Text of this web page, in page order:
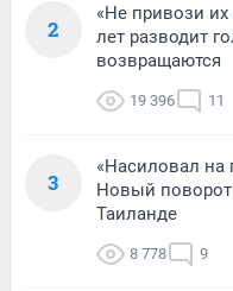
2
«Не привози
лет разводит
возвращаются
19 396 11
3
«Насиловал на
Новый поворот
Таиланде
8 778 9